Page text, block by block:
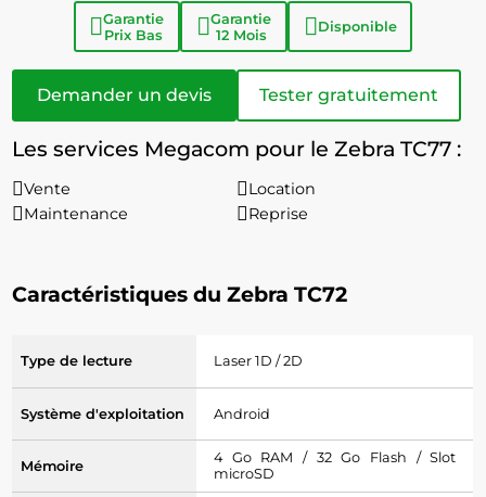
Garantie
Prix Bas
Garantie
12 Mois
Disponible
Demander un devis Tester gratuitement
Les services Megacom pour le Zebra TC77 :
Vente
Location
Maintenance
Reprise
Caractéristiques du Zebra TC72
Type de lecture Laser 1D / 2D
Système d'exploitation Android
Mémoire
4 Go RAM / 32 Go Flash / Slot
microSD